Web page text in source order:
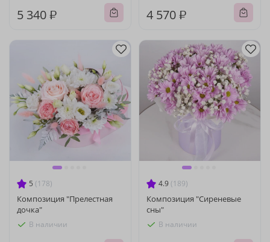
5 340 ₽ 4 570 ₽
5 (178)
Композиция "Прелестная
дочка"
В наличии
4.9 (189)
Композиция "Сиреневые
сны"
В наличии